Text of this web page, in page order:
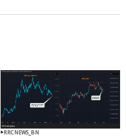
RRCNEWS_BN